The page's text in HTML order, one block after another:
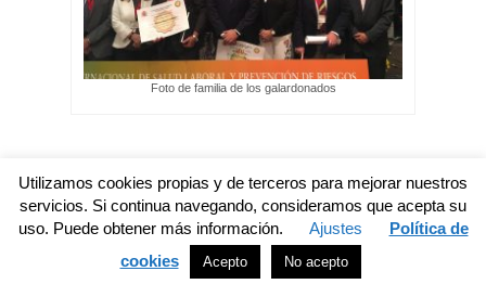
Foto de familia de los galardonados
galardonados.
novedades CGPSST ALSO
Utilizamos cookies propias y de terceros para mejorar nuestros
servicios. Si continua navegando, consideramos que acepta su
uso. Puede obtener más información.
Ajustes
Política de
cookies
Acepto No acepto